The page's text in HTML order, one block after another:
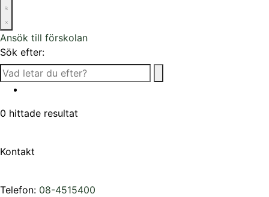
Ansök till förskolan
Sök efter:
0 hittade resultat
Kontakt
Telefon: 08-4515400